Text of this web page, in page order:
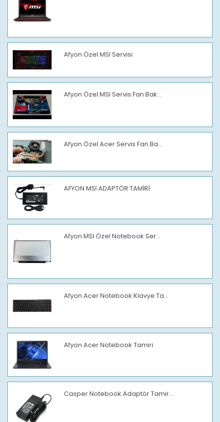
Afyon Özel MSI Servisi
Afyon Özel MSI Servis Fan Bak...
Afyon Özel Acer Servis Fan Ba...
AFYON MSI ADAPTÖR TAMİRİ
Afyon MSI Özel Notebook Ser...
Afyon Acer Notebook Klavye Ta...
Afyon Acer Notebook Tamiri
Casper Notebook Adaptör Tamir...